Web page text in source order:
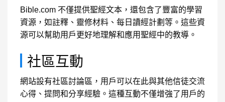
Bible.com 不僅提供聖經文本，還包含了豐富的學習
資源，如註釋、靈修材料、每日讀經計劃等。這些資
源可以幫助用戶更好地理解和應用聖經中的教導。
社區互動
網站設有社區討論區，用戶可以在此與其他信徒交流
心得、提問和分享經驗。這種互動不僅增強了用戶的